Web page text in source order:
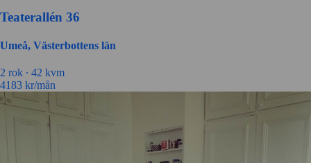
Teaterallén 36
Umeå, Västerbottens län
2 rok ∙ 42 kvm
4183 kr/mån